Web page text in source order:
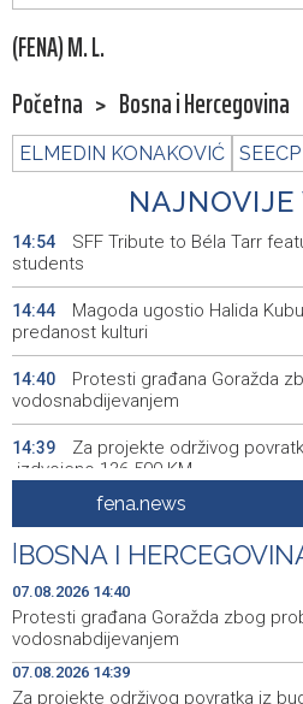
(FENA) M. L.
Početna > Bosna i Hercegovina
ELMEDIN KONAKOVIĆ SEECP
NAJNOVIJE
14:54
SFF Tribute to Béla Tarr
students
14:44
Magoda ugostio Halida
predanost kulturi
14:40
Protesti građana Goražda
vodosnabdijevanjem
14:39
Za projekte održivog
izdvojeno 136.500 KM
Saudijska Arabija, Turska i
zajedničkoj odbrani
14:37
Rozić: Prolonged droughts
threaten Hutovo Blato ecosystem
Sarajevska berza - Najveći
HM Cementa
fena.news
BOSNA I
07.08.2026 14:40
Protesti građana Goražda zbog
vodosnabdijevanjem
07.08.2026 14:39
Za projekte održivog povratka iz